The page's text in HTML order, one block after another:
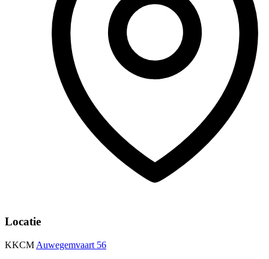
Locatie
KKCM Auwegemvaart 56